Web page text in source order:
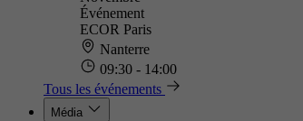
Événement
ECOR Paris
Nanterre
09:30 - 14:00
Tous les événements
Média